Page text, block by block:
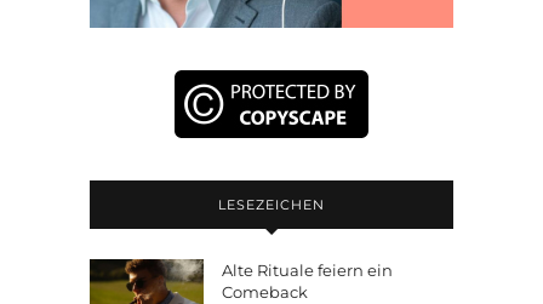
LESEZEICHEN
Alte Rituale feiern ein
Comeback